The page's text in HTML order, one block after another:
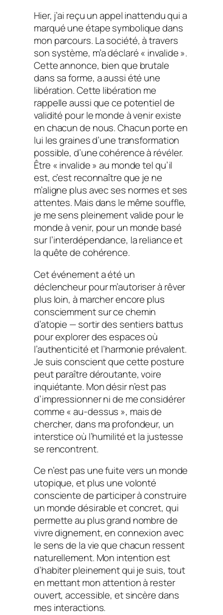
Hier, j’ai reçu un appel inattendu qui a
marqué une étape symbolique dans
mon parcours. La société, à travers
son système, m’a déclaré « invalide ».
Cette annonce, bien que brutale
dans sa forme, a aussi été une
libération. Cette libération me
rappelle aussi que ce potentiel de
validité pour le monde à venir existe
en chacun de nous. Chacun porte en
lui les graines d’une transformation
possible, d’une cohérence à révéler.
Être « invalide » au monde tel qu’il
est, c’est reconnaître que je ne
m’aligne plus avec ses normes et ses
attentes. Mais dans le même souffle,
je me sens pleinement valide pour le
monde à venir, pour un monde basé
sur l’interdépendance, la reliance et
la quête de cohérence.
Cet événement a été un
déclencheur pour m’autoriser à rêver
plus loin, à marcher encore plus
consciemment sur ce chemin
d’atopie — sortir des sentiers battus
pour explorer des espaces où
l’authenticité et l’harmonie prévalent.
Je suis conscient que cette posture
peut paraître déroutante, voire
inquiétante. Mon désir n’est pas
d’impressionner ni de me considérer
comme « au-dessus », mais de
chercher, dans ma profondeur, un
interstice où l’humilité et la justesse
se rencontrent.
Ce n’est pas une fuite vers un monde
utopique, et plus une volonté
consciente de participer à construire
un monde désirable et concret, qui
permette au plus grand nombre de
vivre dignement, en connexion avec
le sens de la vie que chacun ressent
naturellement. Mon intention est
d’habiter pleinement qui je suis, tout
en mettant mon attention à rester
ouvert, accessible, et sincère dans
mes interactions.